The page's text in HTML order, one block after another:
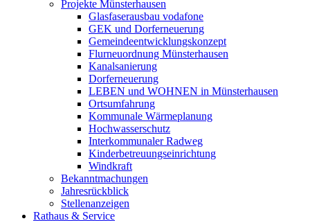
Projekte Münsterhausen
Glasfaserausbau vodafone
GEK und Dorferneuerung
Gemeindeentwicklungskonzept
Flurneuordnung Münsterhausen
Kanalsanierung
Dorferneuerung
LEBEN und WOHNEN in Münsterhausen
Ortsumfahrung
Kommunale Wärmeplanung
Hochwasserschutz
Interkommunaler Radweg
Kinderbetreuungseinrichtung
Windkraft
Bekanntmachungen
Jahresrückblick
Stellenanzeigen
Rathaus & Service